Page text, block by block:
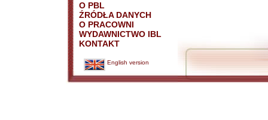
O PBL
ŹRÓDŁA DANYCH
O PRACOWNI
WYDAWNICTWO IBL
KONTAKT
English version